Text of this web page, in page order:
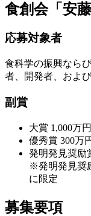
食創会「安藤
応募対象者
食科学の振興なら
者、開発者、およ
副賞
大賞 1,000万円
優秀賞 300万
発明発見奨励
※発明発見奨
に限定
募集要項